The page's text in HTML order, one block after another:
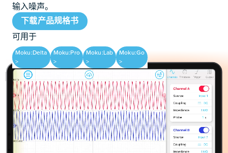
输入噪声。
下载产品规格书
可用于
Moku:Delta
>
Moku:Pro
>
Moku:Lab
>
Moku:Go
>